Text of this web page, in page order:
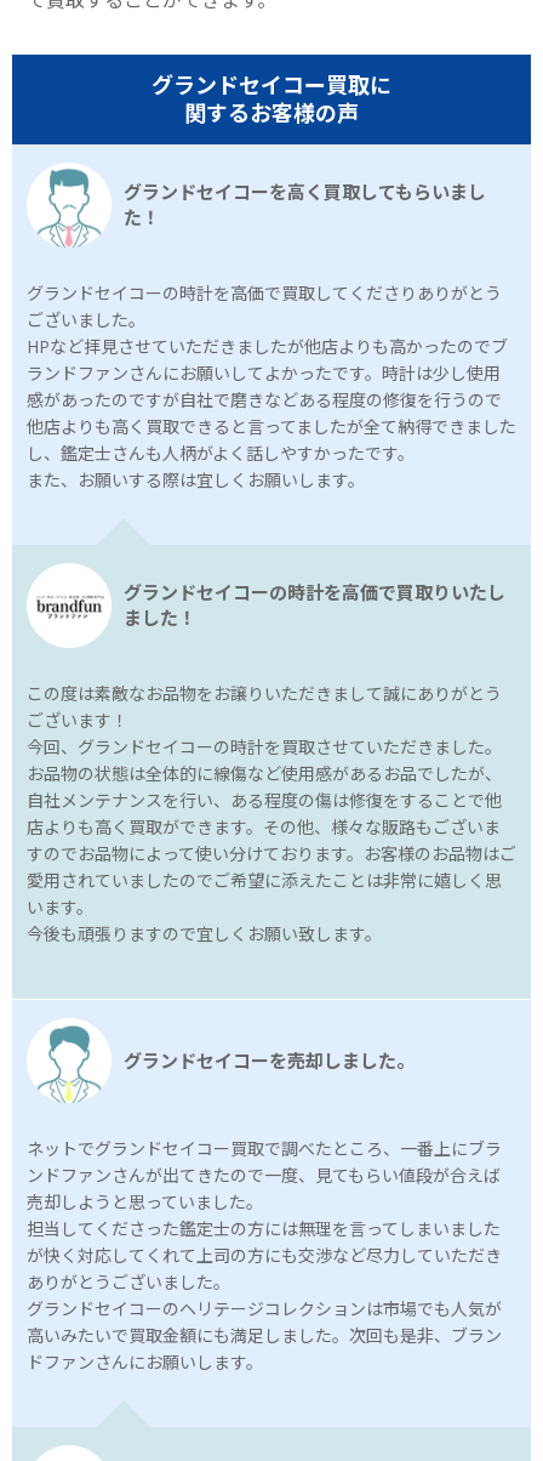
グランドセイコー買取に
関するお客様の声
グランドセイコーを高く買取してもらいまし
た！
グランドセイコーの時計を高価で買取してくださりありがとう
ございました。
HPなど拝見させていただきましたが他店よりも高かったのでブ
ランドファンさんにお願いしてよかったです。時計は少し使用
感があったのですが自社で磨きなどある程度の修復を行うので
他店よりも高く買取できると言ってましたが全て納得できました
し、鑑定士さんも人柄がよく話しやすかったです。
また、お願いする際は宜しくお願いします。
グランドセイコーの時計を高価で買取りいたし
ました！
この度は素敵なお品物をお譲りいただきまして誠にありがとう
ございます！
今回、グランドセイコーの時計を買取させていただきました。
お品物の状態は全体的に線傷など使用感があるお品でしたが、
自社メンテナンスを行い、ある程度の傷は修復をすることで他
店よりも高く買取ができます。その他、様々な販路もございま
すのでお品物によって使い分けております。お客様のお品物はご
愛用されていましたのでご希望に添えたことは非常に嬉しく思
います。
今後も頑張りますので宜しくお願い致します。
グランドセイコーを売却しました。
ネットでグランドセイコー買取で調べたところ、一番上にブラ
ンドファンさんが出てきたので一度、見てもらい値段が合えば
売却しようと思っていました。
担当してくださった鑑定士の方には無理を言ってしまいました
が快く対応してくれて上司の方にも交渉など尽力していただき
ありがとうございました。
グランドセイコーのヘリテージコレクションは市場でも人気が
高いみたいで買取金額にも満足しました。次回も是非、ブラン
ドファンさんにお願いします。